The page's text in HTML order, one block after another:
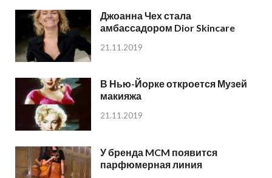
Джоанна Чех стала
амбассадором Dior Skincare
21.11.2019
В Нью-Йорке откроется Музей
макияжа
21.11.2019
У бренда MCM появится
парфюмерная линия